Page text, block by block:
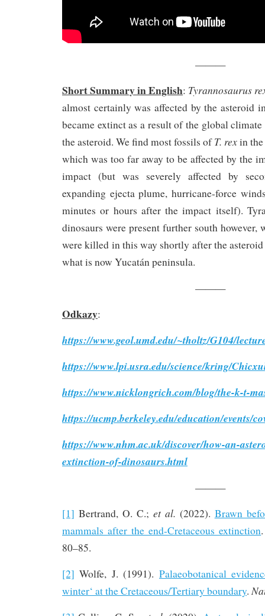
———
Short Summary in English: Tyrannosaurus
almost certainly was affected by the asteroid
became extinct as a result of the global climate
the asteroid. We find most fossils ofT. rexin
which was too far away to be affected by the
impact (but was severely affected by
expanding ejecta plume, hurricane-force
minutes or hours after the impact itself).
dinosaurs were present further south
were killed in this way shortly after the
what is now Yucatán peninsula.
———
Odkazy:
https://www.geol.umd.edu/~tholtz/G104/
https://www.lpi.usra.edu/science/kring/
https://www.nicklongrich.com/blog/the-k-t-
https://ucmp.berkeley.edu/education/events/
https://www.nhm.ac.uk/discover/how-an-
extinction-of-dinosaurs.html
———
[1] Bertrand, O. C.; et al. (2022). Brawn
mammals after the end-Cretaceous extinction
80–85.
[2] Wolfe, J. (1991). Palaeobotanical
winter‘ at the Cretaceous/Tertiary boundary.